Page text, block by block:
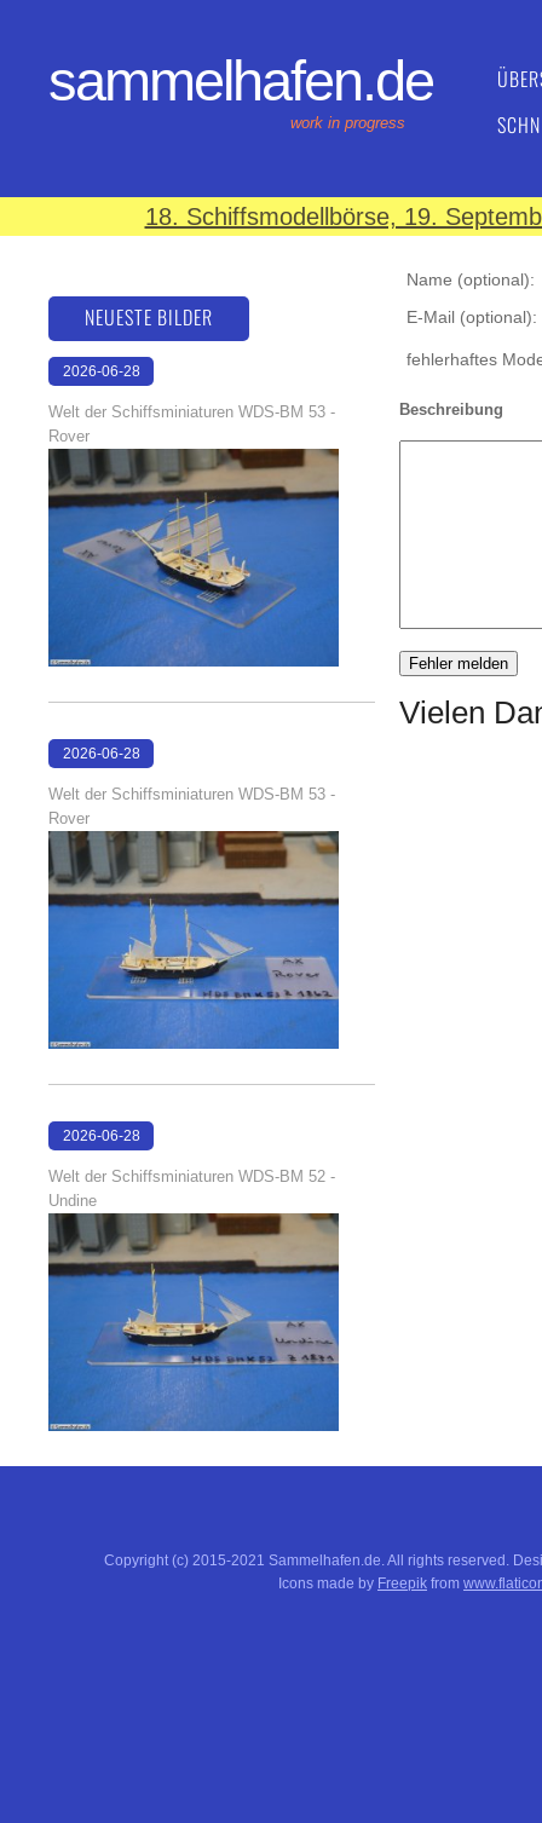
sammelhafen.de
work in progress
18. Schiffsmodellbörse, 19.
Name (optional):
E-Mail (optional):
fehlerhaftes
Beschreibung
Vielen
NEUESTE BILDER
2026-06-28
Welt der Schiffsminiaturen WDS-BM 53 -
Rover
2026-06-28
Welt der Schiffsminiaturen WDS-BM 53 -
Rover
2026-06-28
Welt der Schiffsminiaturen WDS-BM 52 -
Undine
Copyright (c) 2015-2021 Sammelhafen.de. All rights reserved.
Icons made by Freepik from